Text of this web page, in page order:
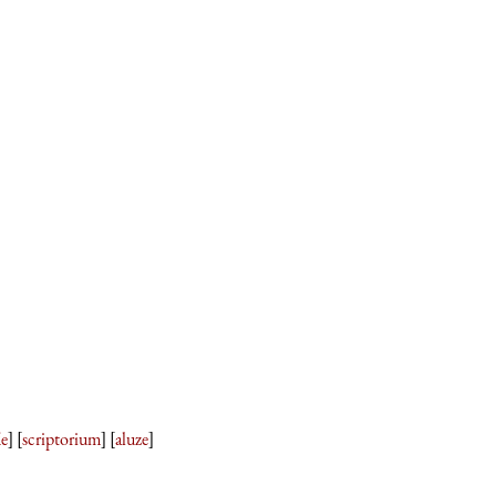
] [scriptorium] [aluze]